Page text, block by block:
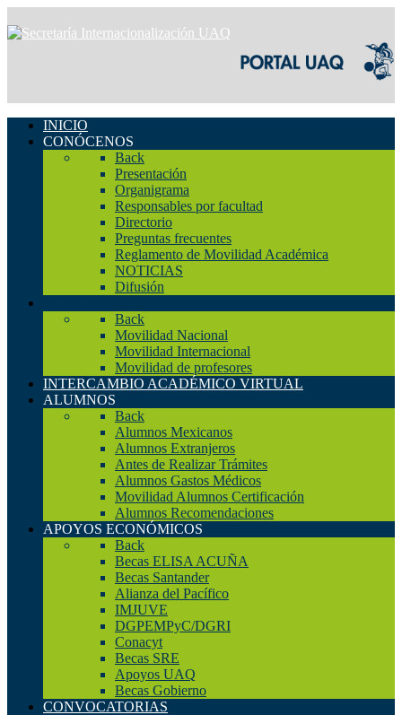
INICIO
CONÓCENOS
Back
Presentación
Organigrama
Responsables por facultad
Directorio
Preguntas frecuentes
Reglamento de Movilidad Académica
NOTICIAS
Difusión
Back
Movilidad Nacional
Movilidad Internacional
Movilidad de profesores
INTERCAMBIO ACADÉMICO VIRTUAL
ALUMNOS
Back
Alumnos Mexicanos
Alumnos Extranjeros
Antes de Realizar Trámites
Alumnos Gastos Médicos
Movilidad Alumnos Certificación
Alumnos Recomendaciones
APOYOS ECONÓMICOS
Back
Becas ELISA ACUÑA
Becas Santander
Alianza del Pacífico
IMJUVE
DGPEMPyC/DGRI
Conacyt
Becas SRE
Apoyos UAQ
Becas Gobierno
CONVOCATORIAS